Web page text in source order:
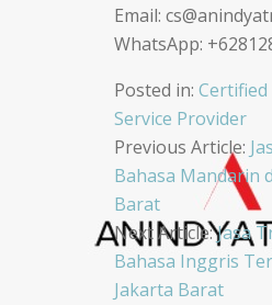
Email:
WhatsApp:
Posted in:
Service Provider
Post
navigation
Previous Article:
Bahasa Mandarin
Barat
Next Article:Jasa
Bahasa Inggris
Jakarta Barat